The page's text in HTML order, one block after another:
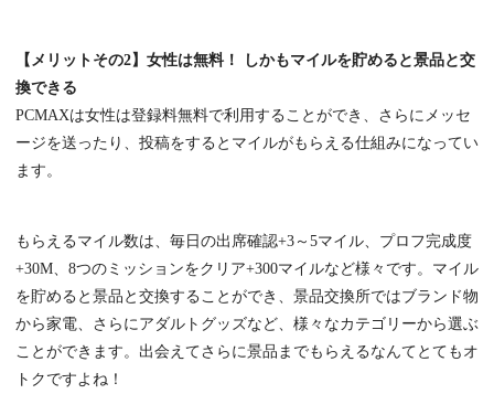
【メリットその2】 女性は無料！ しかもマイルを貯めると景品と交
換できる
PCMAXは女性は登録料無料で利用することができ、さらにメッセ
ージを送ったり、投稿をするとマイルがもらえる仕組みになってい
ます。
もらえるマイル数は、毎日の出席確認+3～5マイル、プロフ完成度
+30M、8つのミッションをクリア+300マイルなど様々です。マイル
を貯めると景品と交換することができ、景品交換所ではブランド物
から家電、さらにアダルトグッズなど、様々なカテゴリーから選ぶ
ことができます。出会えてさらに景品までもらえるなんてとてもオ
トクですよね！